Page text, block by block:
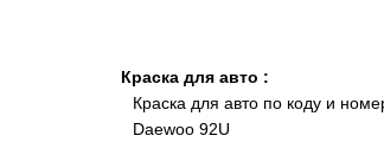
Краска для авто :
Краска для авто по коду и
Daewoo 92U